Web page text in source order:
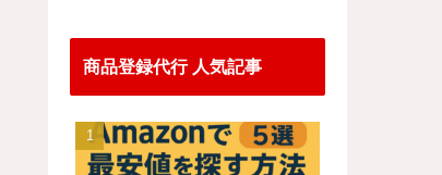
商品登録代行 人気記事